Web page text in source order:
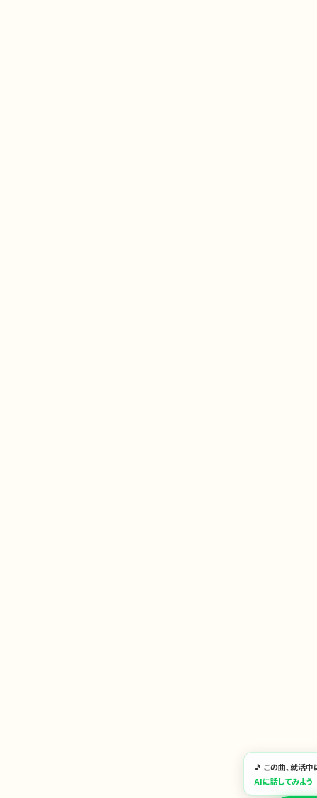
🎵 この曲、就活
AIに話してみよう